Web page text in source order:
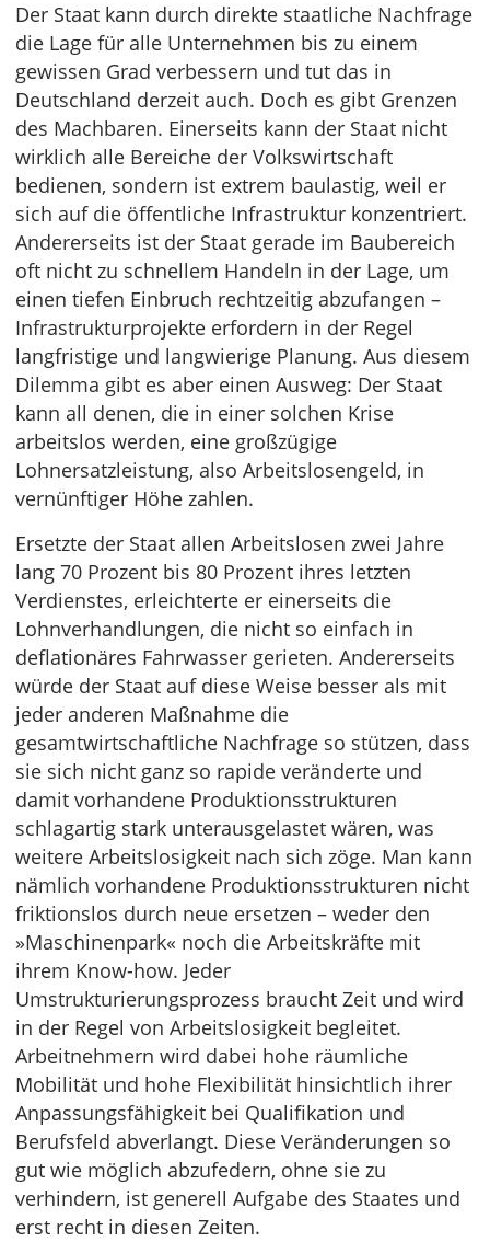
Der Staat kann durch direkte staatliche Nachfrage
die Lage für alle Unternehmen bis zu einem
gewissen Grad verbessern und tut das in
Deutschland derzeit auch. Doch es gibt Grenzen
des Machbaren. Einerseits kann der Staat nicht
wirklich alle Bereiche der Volkswirtschaft
bedienen, sondern ist extrem baulastig, weil er
sich auf die öffentliche Infrastruktur konzentriert.
Andererseits ist der Staat gerade im Baubereich
oft nicht zu schnellem Handeln in der Lage, um
einen tiefen Einbruch rechtzeitig abzufangen –
Infrastrukturprojekte erfordern in der Regel
langfristige und langwierige Planung. Aus diesem
Dilemma gibt es aber einen Ausweg: Der Staat
kann all denen, die in einer solchen Krise
arbeitslos werden, eine großzügige
Lohnersatzleistung, also Arbeitslosengeld, in
vernünftiger Höhe zahlen.
Ersetzte der Staat allen Arbeitslosen zwei Jahre
lang 70 Prozent bis 80 Prozent ihres letzten
Verdienstes, erleichterte er einerseits die
Lohnverhandlungen, die nicht so einfach in
deflationäres Fahrwasser gerieten. Andererseits
würde der Staat auf diese Weise besser als mit
jeder anderen Maßnahme die
gesamtwirtschaftliche Nachfrage so stützen, dass
sie sich nicht ganz so rapide veränderte und
damit vorhandene Produktionsstrukturen
schlagartig stark unterausgelastet wären, was
weitere Arbeitslosigkeit nach sich zöge. Man kann
nämlich vorhandene Produktionsstrukturen nicht
friktionslos durch neue ersetzen – weder den
»Maschinenpark« noch die Arbeitskräfte mit
ihrem Know-how. Jeder
Umstrukturierungsprozess braucht Zeit und wird
in der Regel von Arbeitslosigkeit begleitet.
Arbeitnehmern wird dabei hohe räumliche
Mobilität und hohe Flexibilität hinsichtlich ihrer
Anpassungsfähigkeit bei Qualifikation und
Berufsfeld abverlangt. Diese Veränderungen so
gut wie möglich abzufedern, ohne sie zu
verhindern, ist generell Aufgabe des Staates und
erst recht in diesen Zeiten.